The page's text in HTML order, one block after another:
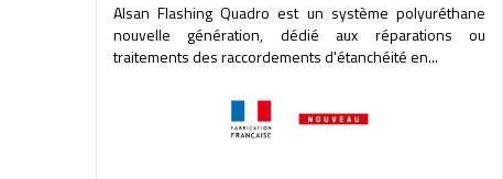
Alsan Flashing Quadro est un système polyuréthane
nouvelle génération, dédié aux réparations ou
traitements des raccordements d'étanchéité en...